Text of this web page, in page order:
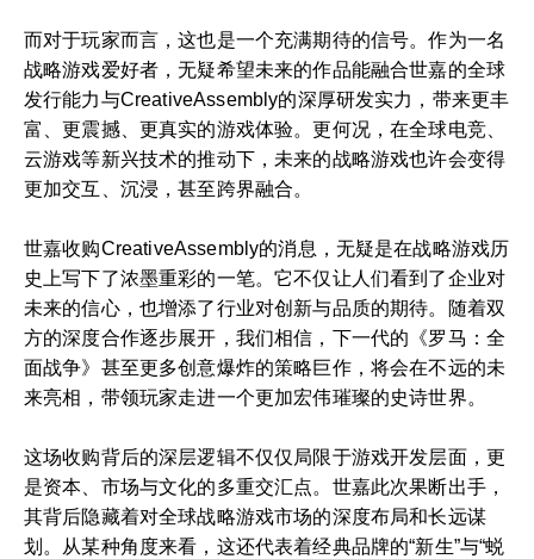
而对于玩家而言，这也是一个充满期待的信号。作为一名
战略游戏爱好者，无疑希望未来的作品能融合世嘉的全球
发行能力与CreativeAssembly的深厚研发实力，带来更丰
富、更震撼、更真实的游戏体验。更何况，在全球电竞、
云游戏等新兴技术的推动下，未来的战略游戏也许会变得
更加交互、沉浸，甚至跨界融合。
世嘉收购CreativeAssembly的消息，无疑是在战略游戏历
史上写下了浓墨重彩的一笔。它不仅让人们看到了企业对
未来的信心，也增添了行业对创新与品质的期待。随着双
方的深度合作逐步展开，我们相信，下一代的《罗马：全
面战争》甚至更多创意爆炸的策略巨作，将会在不远的未
来亮相，带领玩家走进一个更加宏伟璀璨的史诗世界。
这场收购背后的深层逻辑不仅仅局限于游戏开发层面，更
是资本、市场与文化的多重交汇点。世嘉此次果断出手，
其背后隐藏着对全球战略游戏市场的深度布局和长远谋
划。从某种角度来看，这还代表着经典品牌的“新生”与“蜕